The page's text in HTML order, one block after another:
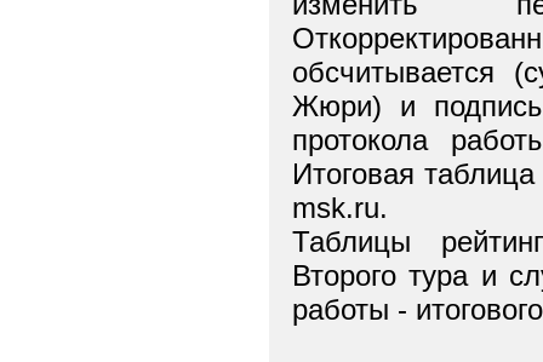
обсчитывается
Жюри) и
протокола
Итоговая
msk.ru.
Таблицы
Втоpого тура и
работы -